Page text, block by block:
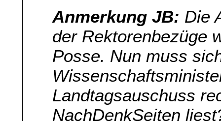
Anmerkung JB: Die
der Rektorenbezüge
Posse. Nun muss
Landtagsauschuss
NachDenkSeiten